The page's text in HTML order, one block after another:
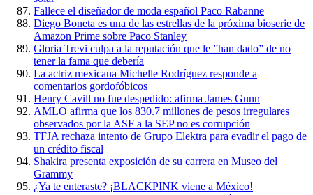
Fallece el diseñador de moda español Paco Rabanne
Diego Boneta es una de las estrellas de la próxima bioserie de
Amazon Prime sobre Paco Stanley
Gloria Trevi culpa a la reputación que le ”han dado” de no
tener la fama que debería
La actriz mexicana Michelle Rodríguez responde a
comentarios gordofóbicos
Henry Cavill no fue despedido: afirma James Gunn
AMLO afirma que los 830.7 millones de pesos irregulares
observados por la ASF a la SEP no es corrupción
TFJA rechaza intento de Grupo Elektra para evadir el pago de
un crédito fiscal
Shakira presenta exposición de su carrera en Museo del
Grammy
¿Ya te enteraste? ¡BLACKPINK viene a México!